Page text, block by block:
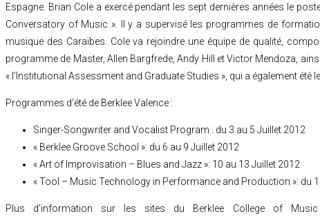
Espagne. Brian Cole a exercé pendant les sept dernières années le
Conversatory of Music ». Il y a supervisé les programmes de
musique des Caraïbes. Cole va rejoindre une équipe de qualité,
programme de Master, Allen Bargfrede, Andy Hill et Victor Mendoza,
« l’Institutional Assessment and Graduate Studies », qui a également été
Programmes d’été de Berklee Valence :
Singer-Songwriter and Vocalist Program : du 3 au 5 Juillet 2012
« Berklee Groove School »: du 6 au 9 Juillet 2012
« Art of Improvisation – Blues and Jazz »: 10 au 13 Juillet 2012
« Tool – Music Technology in Performance and Production »: du
Plus d’information sur les sites du Berklee College of